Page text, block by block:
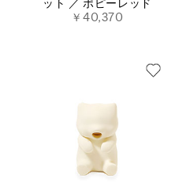
ット ／ ポピーレッド
￥40,370